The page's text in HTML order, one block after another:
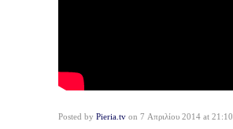
Posted by Pieria.tv on 7 Απριλίου 2014 at 21:10